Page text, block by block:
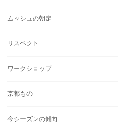
ムッシュの朝定
リスペクト
ワークショップ
京都もの
今シーズンの傾向